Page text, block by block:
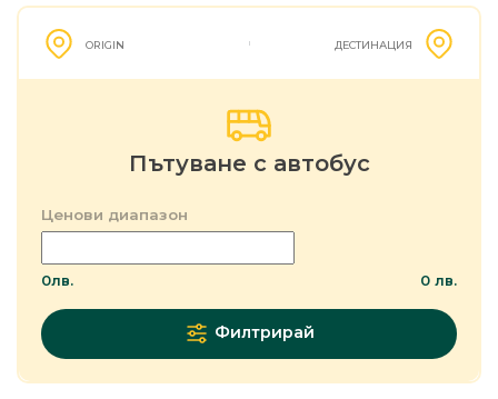
ORIGIN ДЕСТИНАЦИЯ
Пътуване с автобус
Ценови диапазон
0лв. 0 лв.
Филтрирай